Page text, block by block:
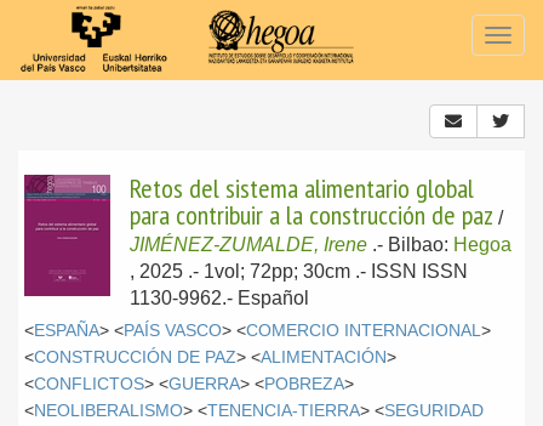
Retos del sistema alimentario global
para contribuir a la construcción de paz /
JIMÉNEZ-ZUMALDE, Irene .- Bilbao: Hegoa
, 2025 .- 1vol; 72pp; 30cm .- ISSN ISSN
1130-9962.- Español
<ESPAÑA> <PAÍS VASCO> <COMERCIO INTERNACIONAL >
<CONSTRUCCIÓN DE PAZ> <ALIMENTACIÓN>
<CONFLICTOS> <GUERRA> <POBREZA>
<NEOLIBERALISMO> <TENENCIA-TIERRA> <SEGURIDAD